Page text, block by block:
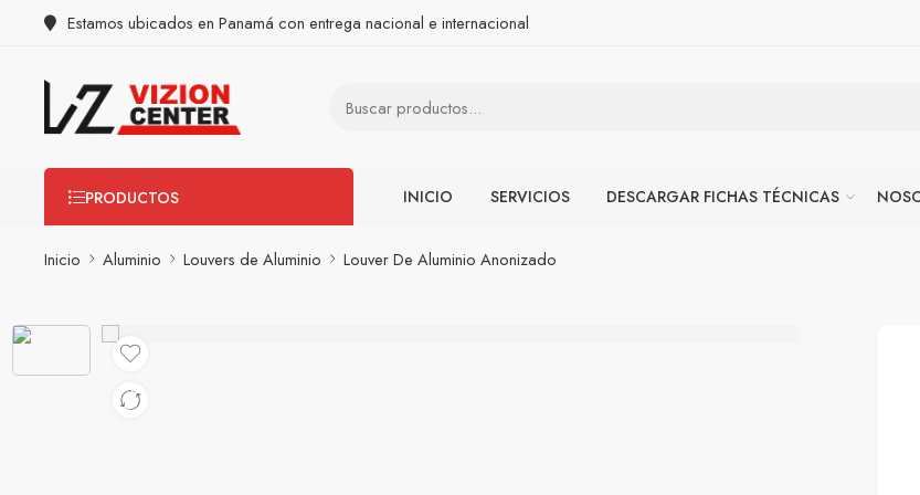
Estamos ubicados en Panamá con entrega nacional e internacional
PRODUCTOS INICIO SERVICIOS DESCARGAR FICHAS TÉCNICAS
Inicio Aluminio Louvers de Aluminio Louver De Aluminio Anonizado